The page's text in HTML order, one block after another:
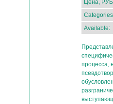
Цена,
Available:
процесса,